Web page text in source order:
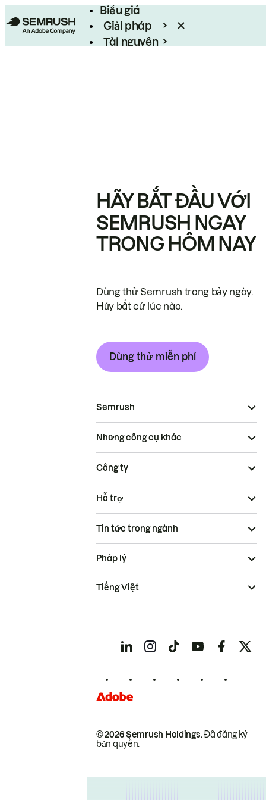
Biểu giá
Giải pháp
Tài nguyên
HÃY BẮT ĐẦU VỚI
SEMRUSH NGAY
TRONG HÔM NAY
Dùng thử Semrush trong bảy ngày.
Hủy bất cứ lúc nào.
Dùng thử miễn phí
Semrush
Những công cụ khác
Công ty
Hỗ trợ
Tin tức trong ngành
© 2026 Semrush Holdings.Đã đăng ký
bản quyền.
Pháp lý
Tiếng Việt